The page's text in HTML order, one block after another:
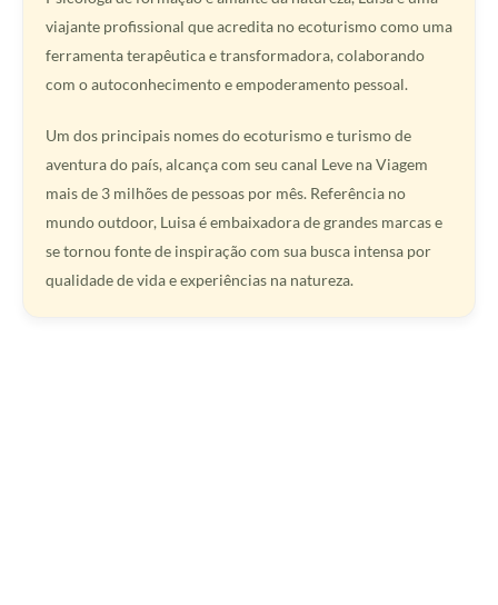
viajante profissional que acredita no ecoturismo como uma
ferramenta terapêutica e transformadora, colaborando
com o autoconhecimento e empoderamento pessoal.
Um dos principais nomes do ecoturismo e turismo de
aventura do país, alcança com seu canal Leve na Viagem
mais de 3 milhões de pessoas por mês. Referência no
mundo outdoor, Luisa é embaixadora de grandes marcas e
se tornou fonte de inspiração com sua busca intensa por
qualidade de vida e experiências na natureza.